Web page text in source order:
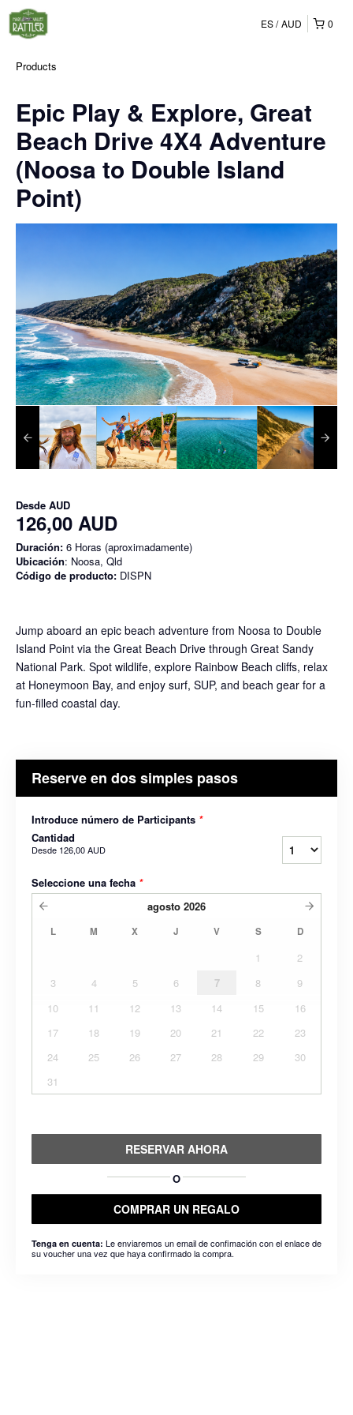
0
ES AUD
Products
Epic Play & Explore, Great
Beach Drive 4X4 Adventure
(Noosa to Double Island
Point)
Desde AUD
126,00 AUD
Duración: 6 Horas (aproximadamente)
Ubicación: Noosa, Qld
Código de producto: DISPN
Jump aboard an epic beach adventure from Noosa to Double
Island Point via the Great Beach Drive through Great Sandy
National Park. Spot wildlife, explore Rainbow Beach cliffs, relax
at Honeymoon Bay, and enjoy surf, SUP, and beach gear for a
fun-filled coastal day.
Reserve en dos simples pasos
Introduce número de Participants *
Cantidad
Desde 126,00 AUD
Seleccione una fecha *
agosto 2026
L M X J V S D
1
2
3
4 5 6 7 8
9
10
11 12 13 14 15
16
17
18 19 20 21 22
23
24
25 26 27 28 29
30
31
RESERVAR AHORA
O
COMPRAR UN REGALO
Tenga en cuenta: Le enviaremos un email de confimación con el enlace de
su voucher una vez que haya confirmado la compra.